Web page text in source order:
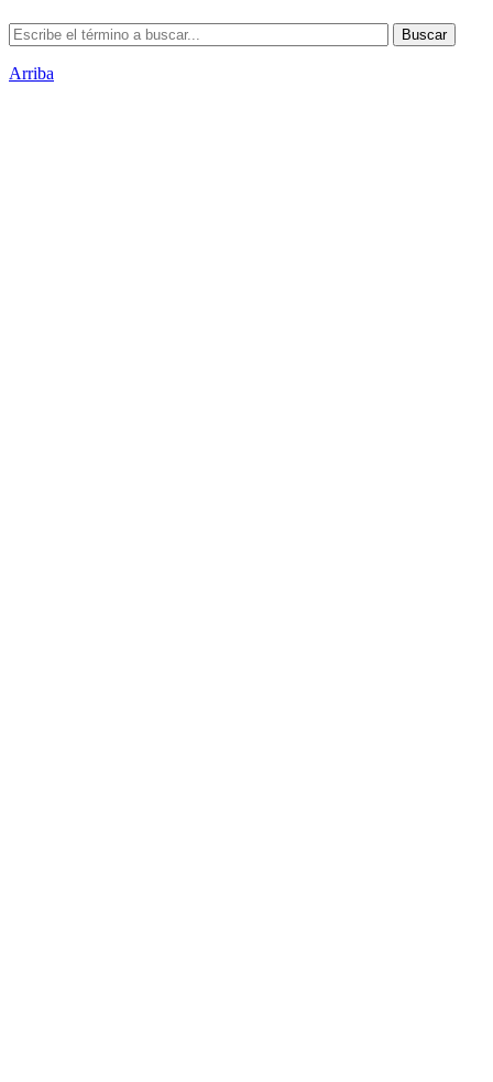
Arriba